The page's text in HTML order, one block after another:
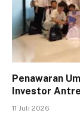
Penawaran
Investor
11 Juli 2026